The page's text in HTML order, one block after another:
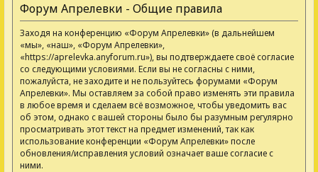
с
Форум Апрелевки - Общие правила
Заходя на конференцию «Форум Апрелевки» (в дальнейшем
«мы», «наш», «Форум Апрелевки»,
«https://aprelevka.anyforum.ru»), вы подтверждаете своё согласие
со следующими условиями. Если вы не согласны с ними,
пожалуйста, не заходите и не пользуйтесь форумами «Форум
Апрелевки». Мы оставляем за собой право изменять эти правила
в любое время и сделаем всё возможное, чтобы уведомить вас
об этом, однако с вашей стороны было бы разумным регулярно
просматривать этот текст на предмет изменений, так как
использование конференции «Форум Апрелевки» после
обновления/исправления условий означает ваше согласие с
ними.